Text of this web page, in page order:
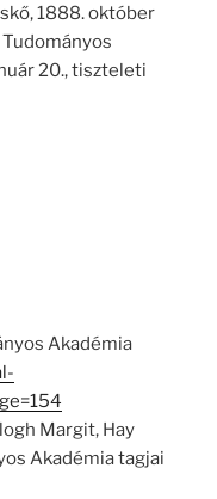
1888. október
20., tiszteleti
Akadémia
Margit, Hay
Akadémia tagjai